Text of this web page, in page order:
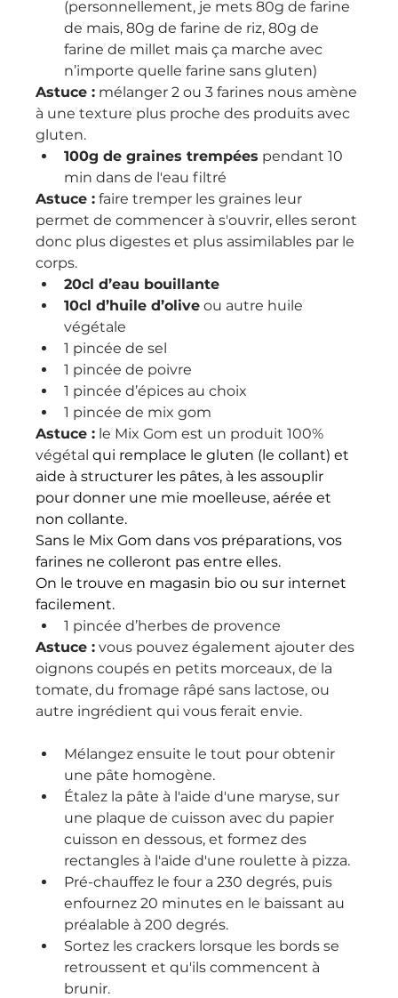
(personnellement, je mets 80g de farine
de mais, 80g de farine de riz, 80g de
farine de millet mais ça marche avec
n’importe quelle farine sans gluten)
Astuce : mélanger 2 ou 3 farines nous amène
à une texture plus proche des produits avec
gluten.
100g de graines trempées pendant 10
min dans de l'eau filtré
Astuce : faire tremper les graines leur
permet de commencer à s'ouvrir, elles seront
donc plus digestes et plus assimilables par le
corps.
20cl d’eau bouillante
10cl d’huile d’olive ou autre huile
végétale
1 pincée de sel
1 pincée de poivre
1 pincée d’épices au choix
1 pincée de mix gom
Astuce : le Mix Gom est un produit 100%
végétal qui remplace le gluten (le collant) et
aide à structurer les pâtes, à les assouplir
pour donner une mie moelleuse, aérée et
non collante.
Sans le Mix Gom dans vos préparations, vos
farines ne colleront pas entre elles.
On le trouve en magasin bio ou sur internet
facilement.
1 pincée d’herbes de provence
Astuce : vous pouvez également ajouter des
oignons coupés en petits morceaux, de la
tomate, du fromage râpé sans lactose, ou
autre ingrédient qui vous ferait envie.
Mélangez ensuite le tout pour obtenir
une pâte homogène.
Étalez la pâte à l'aide d'une maryse, sur
une plaque de cuisson avec du papier
cuisson en dessous, et formez des
rectangles à l'aide d'une roulette à pizza.
Pré-chauffez le four a 230 degrés, puis
enfournez 20 minutes en le baissant au
préalable à 200 degrés.
Sortez les crackers lorsque les bords se
retroussent et qu'ils commencent à
brunir.